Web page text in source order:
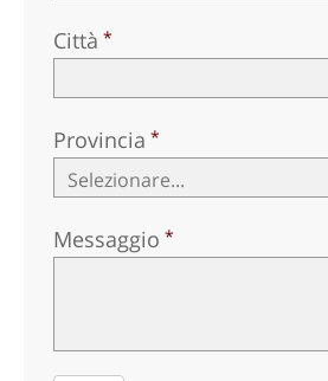
Città
Provincia
Messaggio